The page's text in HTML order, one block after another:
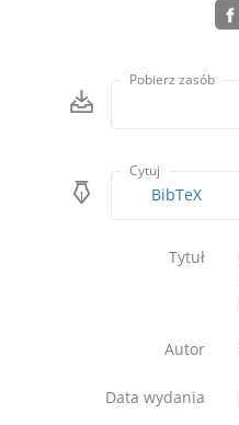
Pobierz zasób
Cytuj
BibTeX
Tytuł
Autor
Data wydania